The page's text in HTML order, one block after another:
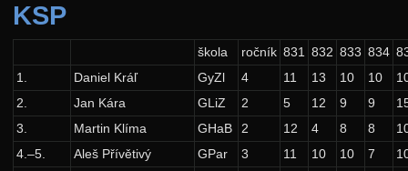
KSP
škola ročník 831 832 833 834
1.
Daniel Kráľ GyZl 4 11 13 10 10
2.
Jan Kára GLiZ 2 5 12 9 9
3.
Martin Klíma GHaB 2 12 4 8 8
4.–5.
Aleš Přívětivý GPar 3 11 10 10 7
Odevzdávátko
Archiv starších ročníků
37. ročník: 24/25
36. ročník: 23/24